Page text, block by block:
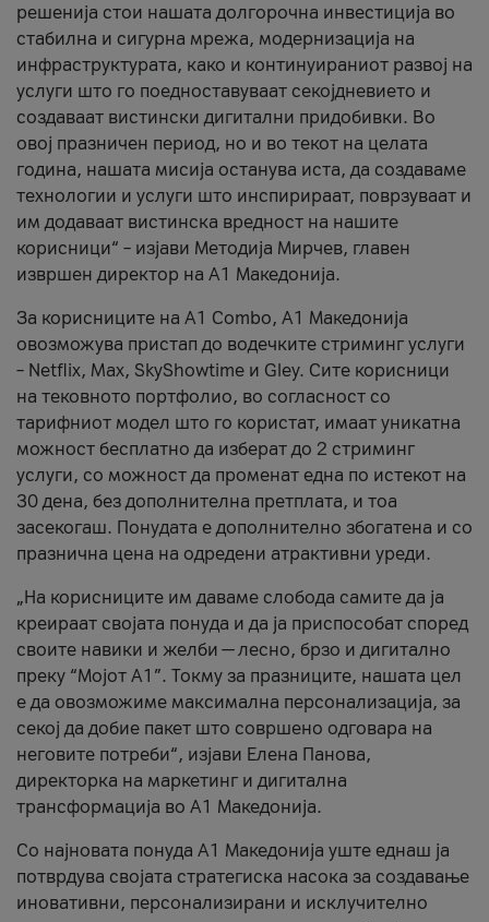
решенија стои нашата долгорочна инвестиција во
стабилна и сигурна мрежа, модернизација на
инфраструктурата, како и континуираниот развој на
услуги што го поедноставуваат секојдневието и
создаваат вистински дигитални придобивки. Во
овој празничен период, но и во текот на целата
година, нашата мисија останува иста, да создаваме
технологии и услуги што инспирираат, поврзуваат и
им додаваат вистинска вредност на нашите
корисници“ – изјави Методија Мирчев, главен
извршен директор на А1 Македонија.
За корисниците на A1 Combo, А1 Македонија
овозможува пристап до водечките стриминг услуги
– Netflix, Max, SkyShowtime и Gley. Сите корисници
на тековното портфолио, во согласност со
тарифниот модел што го користат, имаат уникатна
можност бесплатно да изберат до 2 стриминг
услуги, со можност да променат една по истекот на
30 дена, без дополнителна претплата, и тоа
засекогаш. Понудата е дополнително збогатена и со
празнична цена на одредени атрактивни уреди.
„На корисниците им даваме слобода самите да ја
креираат својата понуда и да ја приспособат според
своите навики и желби — лесно, брзо и дигитално
преку “Мојот А1”. Токму за празниците, нашата цел
е да овозможиме максимална персонализација, за
секој да добие пакет што совршено одговара на
неговите потреби“, изјави Елена Панова,
директорка на маркетинг и дигитална
трансформација во А1 Македонија.
Со најновата понуда А1 Македонија уште еднаш ја
потврдува својата стратегиска насока за создавање
иновативни, персонализирани и исклучително